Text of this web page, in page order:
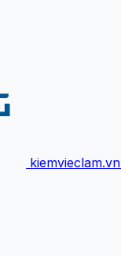
kiemvieclam.vn